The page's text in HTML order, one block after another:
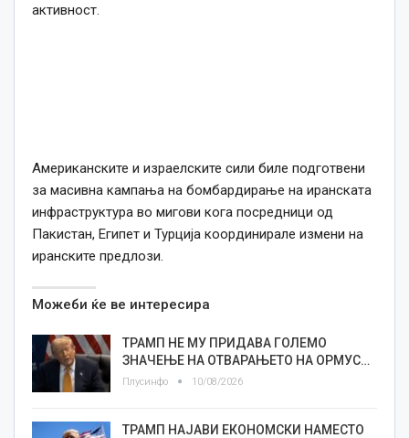
активност.
Американските и израелските сили биле подготвени
за масивна кампања на бомбардирање на иранската
инфраструктура во мигови кога посредници од
Пакистан, Египет и Турција координирале измени на
иранските предлози.
Можеби ќе ве интересира
ТРАМП НЕ МУ ПРИДАВА ГОЛЕМО
ЗНАЧЕЊЕ НА ОТВАРАЊЕТО НА ОРМУС…
Плусинфо 10/08/2026
ТРАМП НАЈАВИ ЕКОНОМСКИ НАМЕСТО